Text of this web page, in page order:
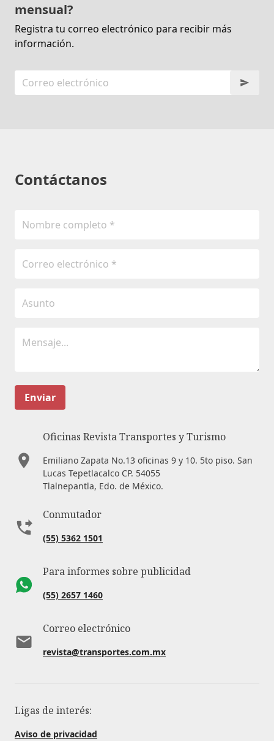
mensual?
Registra tu correo electrónico para recibir más
información.
Contáctanos
Enviar
Oficinas Revista Transportes y Turismo
Emiliano Zapata No.13 oficinas 9 y 10. 5to piso. San
Lucas Tepetlacalco CP. 54055
Tlalnepantla, Edo. de México.
Conmutador
(55) 5362 1501
Para informes sobre publicidad
(55) 2657 1460
Correo electrónico
revista@transportes.com.mx
Ligas de interés:
Aviso de privacidad